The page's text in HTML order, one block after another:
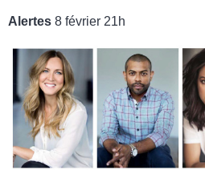
Alertes 8 février 21h